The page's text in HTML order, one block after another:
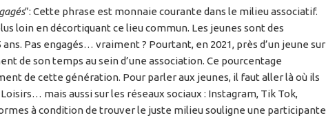
”: Cette phrase est monnaie courante dans le milieu associatif.
loin en décortiquant ce lieu commun. Les jeunes sont des
Pas engagés… vraiment ? Pourtant, en 2021, près d’un jeune sur
de son temps au sein d’une association. Ce pourcentage
de cette génération. Pour parler aux jeunes, il faut aller là où ils
mais aussi sur les réseaux sociaux : Instagram, Tik Tok,
à condition de trouver le juste milieu souligne une participante